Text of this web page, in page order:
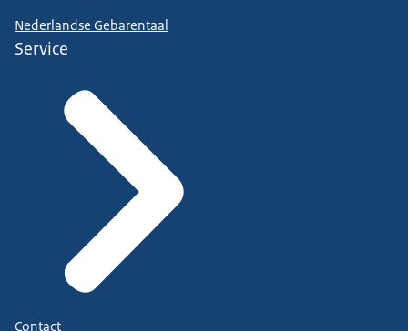
Nederlandse Gebarentaal
Service
Contact